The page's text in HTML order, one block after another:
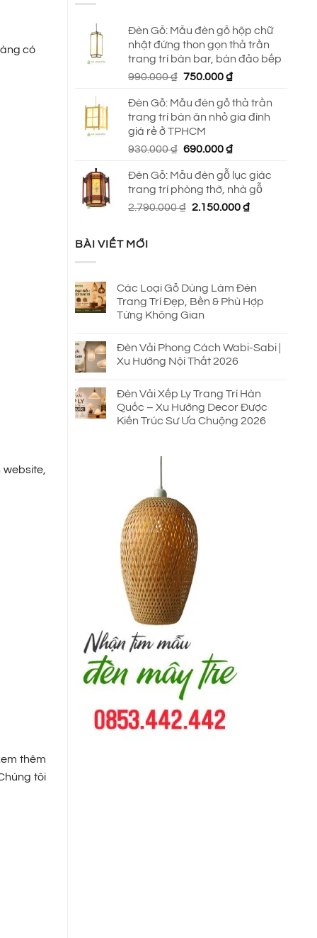
Đèn Gỗ: Mẫu đèn gỗ hộp chữ
nhật đứng thon gọn thả trần
trang trí bàn bar, bàn đảo bếp
990.000₫ Giá
là:
990.000 ₫.
750.000₫Giá
tại
là:
Đèn Gỗ: Mẫu đèn gỗ thả trần
trang trí bàn ăn nhỏ gia đình
giá rẻ ở TPHCM
930.000₫ Giá
là:
930.000 ₫.
690.000₫Giá
tại
là:
690.000 ₫.
Đèn Gỗ: Mẫu đèn gỗ lục giác
trang trí phòng thờ, nhà gỗ
2.790.000₫ Giá
2.150.000₫Giá
BÀI VIẾT MỚI
Các Loại Gỗ Dùng Làm Đèn
Trang Trí Đẹp, Bền & Phù Hợp
Từng Không Gian
Đèn Vải Phong Cách Wabi-Sabi |
Xu Hướng Nội Thất 2026
Đèn Vải Xếp Ly Trang Trí Hàn
Quốc – Xu Hướng Decor Được
Kiến Trúc Sư Ưa Chuộng 2026
có
thêm
tôi